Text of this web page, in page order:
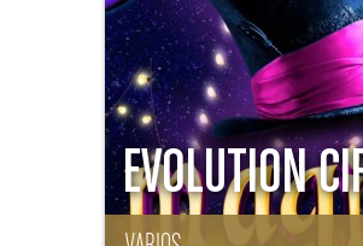
EVOLUTION